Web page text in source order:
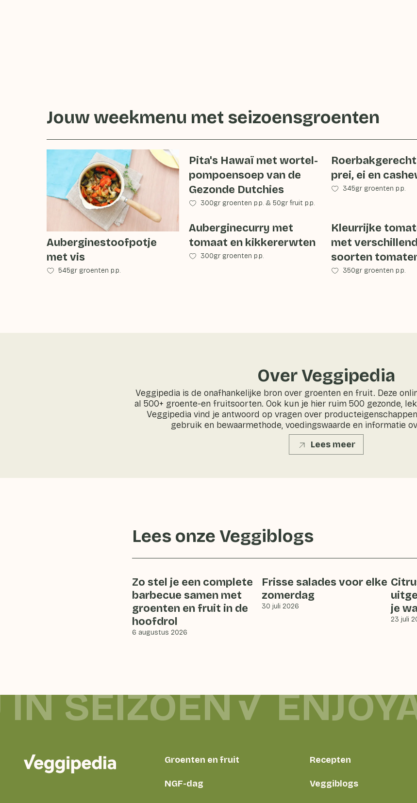
Jouw weekmenu met seizoensgroenten
Auberginestoofpotje
met vis
545gr groenten p.p.
Pita's Hawaï met wortel-
pompoensoep van de
Gezonde Dutchies
300gr groenten p.p. & 50gr fruit p.p.
prei, ei en
345gr groenten p.p.
Auberginecurry met
tomaat en kikkererwten
300gr groenten p.p.
Kleurrijke
met
soorten
350gr groenten p.p.
Over Veggipedia
Veggipedia is de onafhankelijke bron over groenten en fruit. Deze
al 500+ groente-en fruitsoorten. Ook kun je hier ruim 500 gezonde,
Veggipedia vind je antwoord op vragen over
gebruik en bewaarmethode, voedingswaarde en informatie
Lees meer
Lees onze Veggiblogs
Zo stel je een complete
barbecue samen met
groenten en fruit in de
hoofdrol
6 augustus 2026
Frisse salades voor elke
zomerdag
30 juli 2026
je
23 juli
SEIZOEN ENJOYA
Groenten en fruit Recepten
NGF-dag Veggiblogs